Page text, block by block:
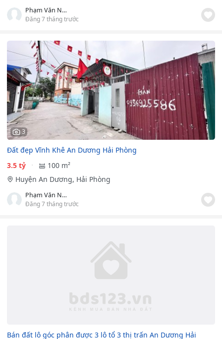
Phạm Văn Nam
Đăng 7 tháng trước
3
Đất đẹp Vĩnh Khê An Dương Hải Phòng
3.5 tỷ
100 m²
Huyện An Dương, Hải Phòng
Phạm Văn Nam
Đăng 7 tháng trước
Bán đất lô góc phân được 3 lô tổ 3 thị trấn An Dương Hải